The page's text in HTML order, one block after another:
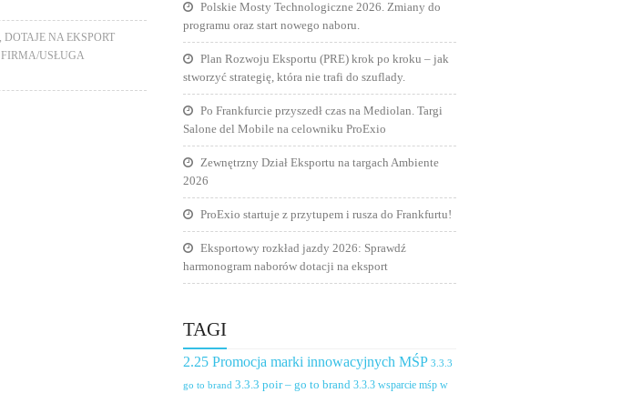
DOTAJE NA EKSPORT
FIRMA/USŁUGA
Polskie Mosty Technologiczne 2026. Zmiany do
programu oraz start nowego naboru.
Plan Rozwoju Eksportu (PRE) krok po kroku – jak
stworzyć strategię, która nie trafi do szuflady.
Po Frankfurcie przyszedł czas na Mediolan. Targi
Salone del Mobile na celowniku ProExio
Zewnętrzny Dział Eksportu na targach Ambiente
2026
ProExio startuje z przytupem i rusza do Frankfurtu!
Eksportowy rozkład jazdy 2026: Sprawdź
harmonogram naborów dotacji na eksport
TAGI
2.25 Promocja marki innowacyjnych MŚP 3.3.3
go to brand 3.3.3 poir – go to brand 3.3.3 wsparcie mśp w